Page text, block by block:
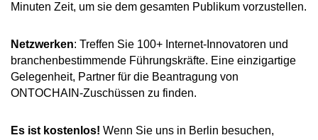
Minuten Zeit, um sie dem gesamten Publikum vorzustellen.
Netzwerken: Treffen Sie 100+ Internet-Innovatoren und
branchenbestimmende Führungskräfte. Eine einzigartige
Gelegenheit, Partner für die Beantragung von
ONTOCHAIN-Zuschüssen zu finden.
Es ist kostenlos! Wenn Sie uns in Berlin besuchen,